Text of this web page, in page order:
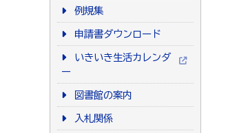
例規集
申請書ダウンロード
いきいき生活カレンダ
ー
図書館の案内
入札関係